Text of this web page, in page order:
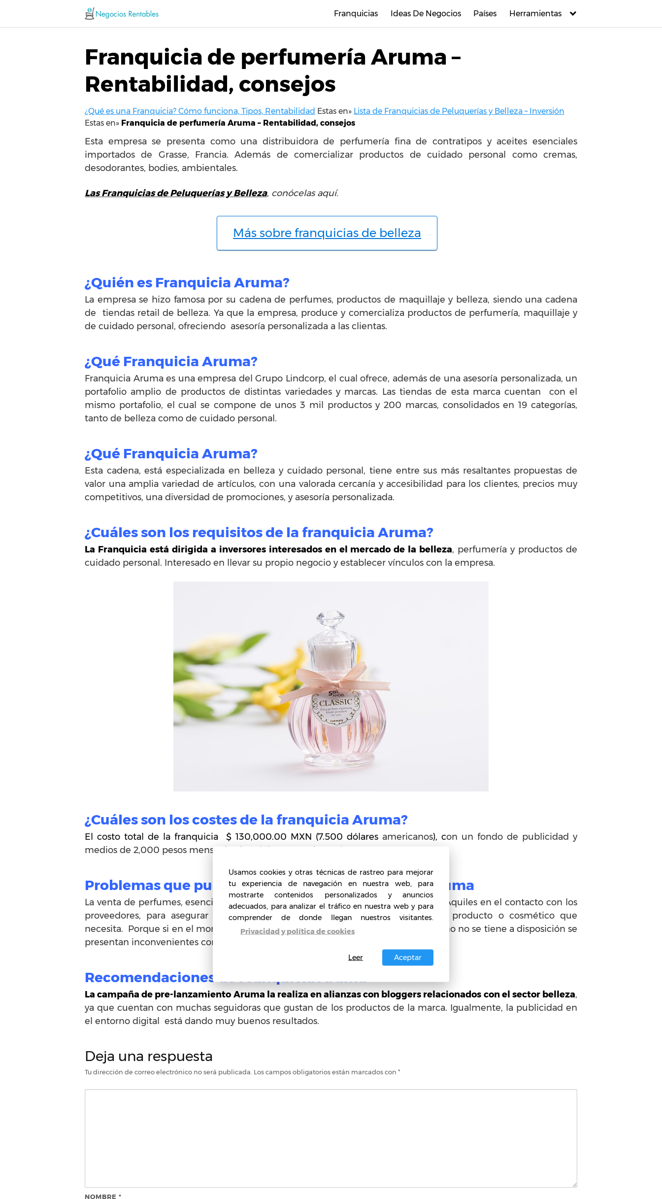
contenido
Franquicias Ideas De Negocios Países Herramientas
Franquicia de perfumería Aruma –
Rentabilidad, consejos
¿Qué es una Franquicia? Cómo funciona, Tipos, Rentabilidad Estas en» Lista de Franquicias de Peluquerías y Belleza – Inversión
Estas en» Franquicia de perfumería Aruma – Rentabilidad, consejos
Esta empresa se presenta como una distribuidora de perfumería fina de contratipos y aceites esenciales
importados de Grasse, Francia. Además de comercializar productos de cuidado personal como cremas,
desodorantes, bodies, ambientales.
Las Franquicias de Peluquerías y Belleza, conócelas aquí.
Más sobre franquicias de belleza
¿Quién es Franquicia Aruma?
La empresa se hizo famosa por su cadena de perfumes, productos de maquillaje y belleza, siendo una cadena
de tiendas retail de belleza. Ya que la empresa, produce y comercializa productos de perfumería, maquillaje y
de cuidado personal, ofreciendo asesoría personalizada a las clientas.
¿Qué Franquicia Aruma?
Franquicia Aruma es una empresa del Grupo Lindcorp, el cual ofrece, además de una asesoría personalizada, un
portafolio amplio de productos de distintas variedades y marcas. Las tiendas de esta marca cuentan con el
mismo portafolio, el cual se compone de unos 3 mil productos y 200 marcas, consolidados en 19 categorías,
tanto de belleza como de cuidado personal.
¿Qué Franquicia Aruma?
Esta cadena, está especializada en belleza y cuidado personal, tiene entre sus más resaltantes propuestas de
valor una amplia variedad de artículos, con una valorada cercanía y accesibilidad para los clientes, precios muy
competitivos, una diversidad de promociones, y asesoría personalizada.
¿Cuáles son los requisitos de la franquicia Aruma?
La Franquicia está dirigida a inversores interesados en el mercado de la belleza, perfumería y productos de
cuidado personal. Interesado en llevar su propio negocio y establecer vínculos con la empresa.
¿Cuáles son los costes de la franquicia Aruma?
El costo total de la franquicia $ 130,000.00 MXN (7.500 dólares americanos), con un fondo de publicidad y
medios de 2,000 pesos mensuales (115 dólares americanos).
Problemas que pueden ocurrir con la Franquicia Aruma
La venta de perfumes, esencias y artículos de cuidado personal, tiene su talón de Aquiles en el contacto con los
proveedores, para asegurar el inventario y suministro al cliente del perfume, producto o cosmético que
necesita. Porque si en el momento en que el cliente requiere el producto, el mismo no se tiene a disposición se
presentan inconvenientes con la credibilidad y prestigio de la franquicia.
Recomendaciones de Franquicia Aruma
La campaña de pre-lanzamiento Aruma la realiza en alianzas con bloggers relacionados con el sector belleza,
ya que cuentan con muchas seguidoras que gustan de los productos de la marca. Igualmente, la publicidad en
el entorno digital está dando muy buenos resultados.
Deja una respuesta
Tu dirección de correo electrónico no será publicada. Los campos obligatorios están marcados con *
NOMBRE *
Usamos cookies y otras técnicas de rastreo para mejorar
tu experiencia de navegación en nuestra web, para
mostrarte contenidos personalizados y anuncios
adecuados, para analizar el tráfico en nuestra web y para
comprender de donde llegan nuestros visitantes.
Privacidad y política de cookies
Aceptar
Leer